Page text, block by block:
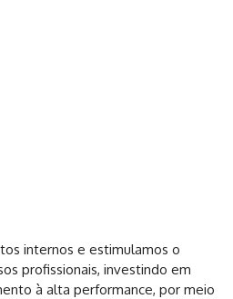
internos e estimulamos o
profissionais, investindo em
à alta performance, por meio